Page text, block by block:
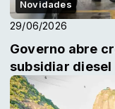
Novidades
29/06/2026
Governo abre
subsidiar diesel